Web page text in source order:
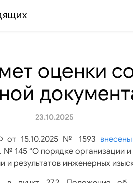
оценки
23.10.2025
от 15.10.2025 № 1593
№ 145 “О порядке организации
результатов инженерных